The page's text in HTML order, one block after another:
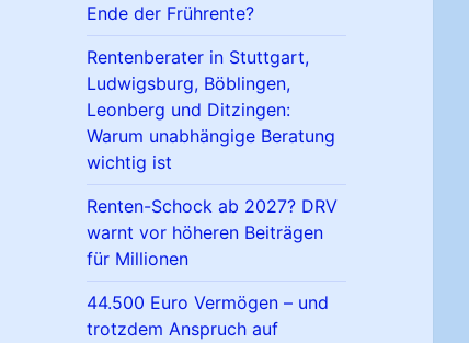
Ende der Frührente?
Rentenberater in Stuttgart,
Ludwigsburg, Böblingen,
Leonberg und Ditzingen:
Warum unabhängige Beratung
wichtig ist
Renten-Schock ab 2027? DRV
warnt vor höheren Beiträgen
für Millionen
44.500 Euro Vermögen – und
trotzdem Anspruch auf